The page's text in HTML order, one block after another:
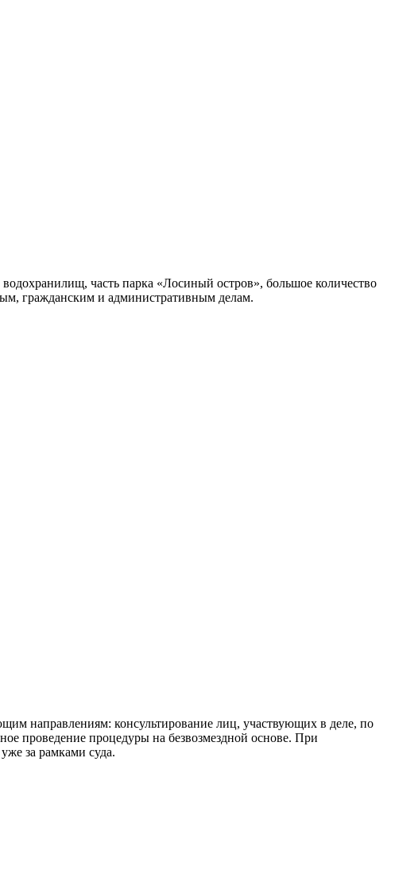
часть парка «Лосиный остров», большое количество
гражданским и административным делам.
направлениям: консультирование лиц, участвующих в деле, по
проведение процедуры на безвозмездной основе. При
за рамками суда.